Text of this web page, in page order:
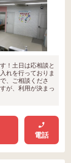
！土日は応相談と
れを行っておりま
、ご相談くださ
が、利用が決まっ
電話